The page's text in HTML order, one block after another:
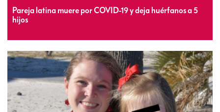
Pareja latina muere por COVID-19 y deja huérfanos a 5
hijos